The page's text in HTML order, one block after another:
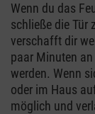
Wenn du das
schließe die Tür
verschafft dir
paar Minuten
werden. Wenn
oder im Haus
möglich und